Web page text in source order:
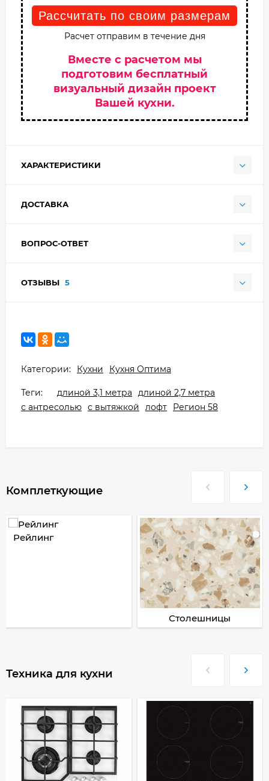
Рассчитать по своим размерам
Расчет отправим в течение дня
Вместе с расчетом мы
подготовим бесплатный
визуальный дизайн проект
Вашей кухни.
ХАРАКТЕРИСТИКИ
ДОСТАВКА
ВОПРОС-ОТВЕТ
ОТЗЫВЫ 5
Категории: Кухни Кухня Оптима
Теги: длиной 3,1 метра
длиной 2,7 метра
с антресолью с вытяжкой лофт Регион 58
Комплеткующие
Рейлинг
Столешницы
Техника для кухни